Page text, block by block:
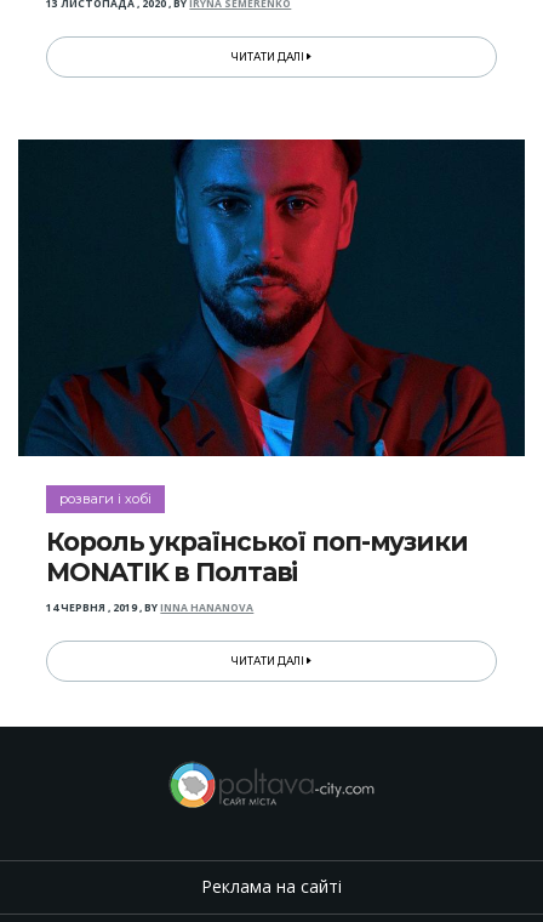
13 ЛИСТОПАДА , 2020,BYIRYNA SEMERENKO
ЧИТАТИ ДАЛІ
розваги і хобі
Король української поп-музики
MONATIK в Полтаві
14 ЧЕРВНЯ , 2019,BYINNA HANANOVA
ЧИТАТИ ДАЛІ
Реклама на сайті